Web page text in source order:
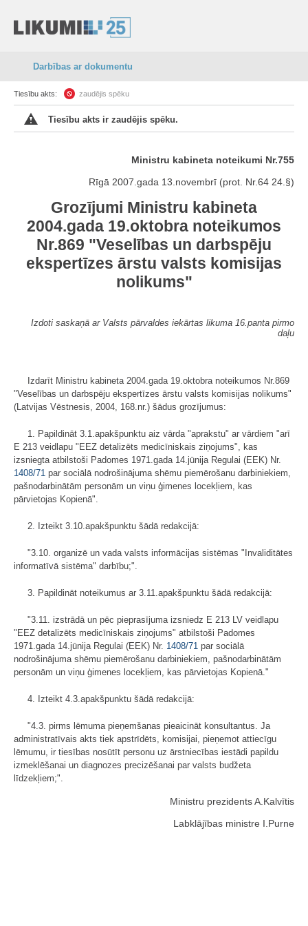
Darbības ar dokumentu
Tiesību akts: zaudējis spēku
Tiesību akts ir zaudējis spēku.
Ministru kabineta noteikumi Nr.755
Rīgā 2007.gada 13.novembrī (prot. Nr.64 24.§)
Grozījumi Ministru kabineta
2004.gada 19.oktobra noteikumos
Nr.869 "Veselības un darbspēju
ekspertīzes ārstu valsts komisijas
nolikums"
Izdoti saskaņā ar Valsts pārvaldes iekārtas likuma 16.panta pirmo
daļu
Izdarīt Ministru kabineta 2004.gada 19.oktobra noteikumos Nr.869
"Veselības un darbspēju ekspertīzes ārstu valsts komisijas nolikums"
(Latvijas Vēstnesis, 2004, 168.nr.) šādus grozījumus:
1. Papildināt 3.1.apakšpunktu aiz vārda "aprakstu" ar vārdiem "arī
E 213 veidlapu "EEZ detalizēts medicīniskais ziņojums", kas
izsniegta atbilstoši Padomes 1971.gada 14.jūnija Regulai (EEK) Nr.
1408/71 par sociālā nodrošinājuma shēmu piemērošanu darbiniekiem,
pašnodarbinātām personām un viņu ģimenes locekļiem, kas
pārvietojas Kopienā".
2. Izteikt 3.10.apakšpunktu šādā redakcijā:
"3.10. organizē un vada valsts informācijas sistēmas "Invaliditātes
informatīvā sistēma" darbību;".
3. Papildināt noteikumus ar 3.11.apakš­punktu šādā redakcijā:
"3.11. izstrādā un pēc pieprasījuma izsniedz E 213 LV veidlapu
"EEZ detalizēts medicīniskais ziņojums" atbilstoši Padomes
1971.gada 14.jūnija Regulai (EEK) Nr. 1408/71 par sociālā
nodrošinājuma shēmu piemērošanu darbiniekiem, pašnodarbinātām
personām un viņu ģimenes locekļiem, kas pārvietojas Kopienā."
4. Izteikt 4.3.apakšpunktu šādā redakcijā:
"4.3. pirms lēmuma pieņemšanas pieaicināt konsultantus. Ja
administratīvais akts tiek apstrīdēts, komisijai, pieņemot attiecīgu
lēmumu, ir tiesības nosūtīt personu uz ārstniecības iestādi papildu
izmeklēšanai un diagnozes precizēšanai par valsts budžeta
līdzekļiem;".
Ministru prezidents A.Kalvītis
Labklājības ministre I.Purne